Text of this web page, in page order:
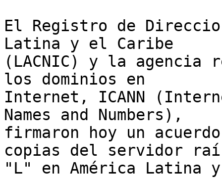
El Registro de
Latina y el Caribe
(LACNIC) y la agencia
los dominios en
Internet, ICANN
Names and Numbers),
firmaron hoy un
copias del servidor
"L" en América Latina